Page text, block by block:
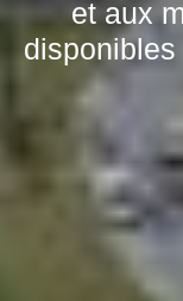
et aux